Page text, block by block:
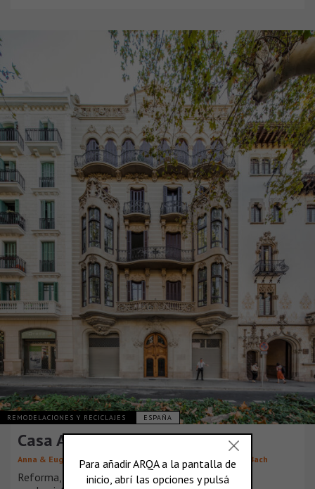
REMODELACIONES Y RECICLAJES ESPAÑA
Casa Alesan
Anna & Eugeni Bach Bach Arquitectes , Anna Bach Eugeni Bach
Reforma, rehabilitación y ampliación de una finca